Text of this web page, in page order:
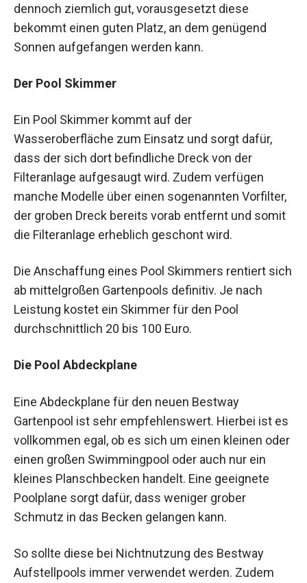
dennoch ziemlich gut, vorausgesetzt diese
bekommt einen guten Platz, an dem genügend
Sonnen aufgefangen werden kann.
Der Pool Skimmer
Ein Pool Skimmer kommt auf der
Wasseroberfläche zum Einsatz und sorgt dafür,
dass der sich dort befindliche Dreck von der
Filteranlage aufgesaugt wird. Zudem verfügen
manche Modelle über einen sogenannten Vorfilter,
der groben Dreck bereits vorab entfernt und somit
die Filteranlage erheblich geschont wird.
Die Anschaffung eines Pool Skimmers rentiert sich
ab mittelgroßen Gartenpools definitiv. Je nach
Leistung kostet ein Skimmer für den Pool
durchschnittlich 20 bis 100 Euro.
Die Pool Abdeckplane
Eine Abdeckplane für den neuen Bestway
Gartenpool ist sehr empfehlenswert. Hierbei ist es
vollkommen egal, ob es sich um einen kleinen oder
einen großen Swimmingpool oder auch nur ein
kleines Planschbecken handelt. Eine geeignete
Poolplane sorgt dafür, dass weniger grober
Schmutz in das Becken gelangen kann.
So sollte diese bei Nichtnutzung des Bestway
Aufstellpools immer verwendet werden. Zudem